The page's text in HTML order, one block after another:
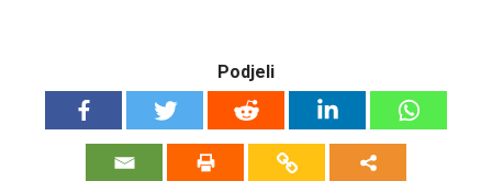
Podjeli